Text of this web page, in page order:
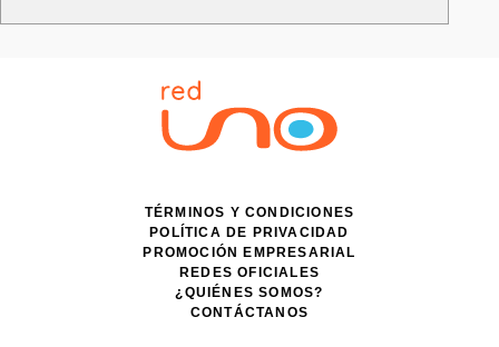
TÉRMINOS Y CONDICIONES
POLÍTICA DE PRIVACIDAD
PROMOCIÓN EMPRESARIAL
REDES OFICIALES
¿QUIÉNES SOMOS?
CONTÁCTANOS